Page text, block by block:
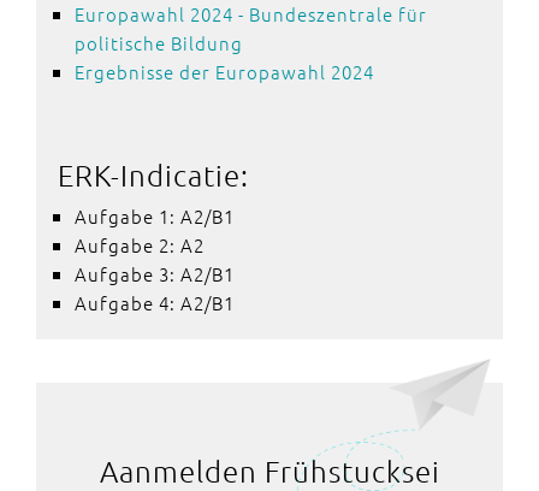
Europawahl 2024 - Bundeszentrale für
politische Bildung
Ergebnisse der Europawahl 2024
ERK-Indicatie:
Aufgabe 1: A2/B1
Aufgabe 2: A2
Aufgabe 3: A2/B1
Aufgabe 4: A2/B1
Aanmelden Frühstucksei